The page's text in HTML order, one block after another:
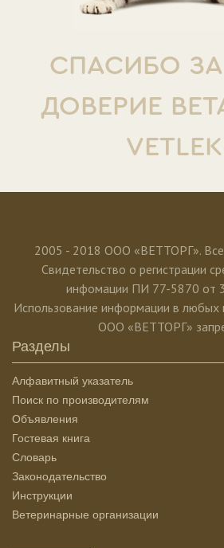
СПАСИБО
ДОВЕРИЕ
2005 - 2018 ООО «ВЕТТОРГ».
Свидетельство о регистрации
инфомации ПИ 77-5870 от
Использование информации в любых
ООО «ВЕТТОРГ»
Разделы
Алфавитный указатель
Поиск по производителям
Объявления
Гостевая книга
Словарь
Законодательство
Инструкции
Ветеринарные организации